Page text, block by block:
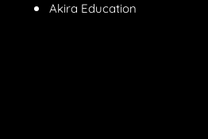
Akira Education